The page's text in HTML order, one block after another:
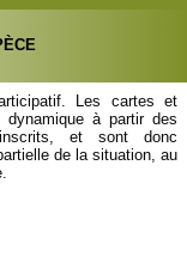
Les cartes et
à partir des
et sont donc
de la situation, au